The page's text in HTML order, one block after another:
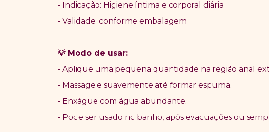
- Indicação: Higiene íntima e corporal diária
- Validade: conforme embalagem
💡Modo de usar:
- Aplique uma pequena quantidade na região anal
- Massageie suavemente até formar espuma.
- Enxágue com água abundante.
- Pode ser usado no banho, após evacuações ou